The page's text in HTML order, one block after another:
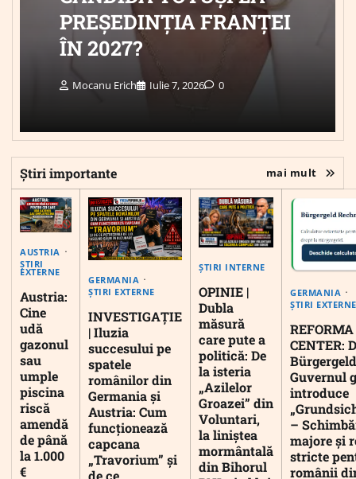
PREȘEDINȚIA FRANȚEI
ÎN 2027?
Mocanu Erich Iulie 7, 2026 0
Știri importante mai mult
AUSTRIA
ȘTIRI
EXTERNE
Austria:
Cine
udă
gazonul
sau
umple
piscina
riscă
amendă
de până
la 1.000
€
GERMANIA
ȘTIRI EXTERNE
INVESTIGAȚIE
| Iluzia
succesului pe
spatele
românilor din
Germania și
Austria: Cum
funcționează
capcana
„Travorium” și
de ce
ȘTIRI INTERNE
OPINIE |
Dubla
măsură
care pute a
politică: De
la isteria
„Azilelor
Groazei” din
Voluntari,
la liniștea
mormântală
din Bihorul
GERMANIA
ȘTIRI EXTERNE
CENTER:
Guvernul
introduce
–
majore și
stricte
românii